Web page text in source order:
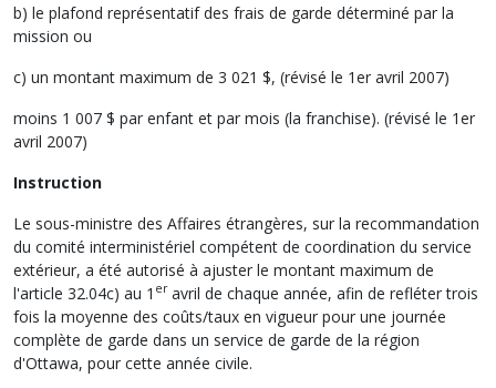
b) le plafond représentatif des frais de garde déterminé par la
mission ou
c) un montant maximum de 3 021 $, (révisé le 1er avril 2007)
moins 1 007 $ par enfant et par mois (la franchise). (révisé le 1er
avril 2007)
Instruction
Le sous-ministre des Affaires étrangères, sur la recommandation
du comité interministériel compétent de coordination du service
extérieur, a été autorisé à ajuster le montant maximum de
l'article 32.04c) au 1 eravril de chaque année, afin de refléter trois
fois la moyenne des coûts/taux en vigueur pour une journée
complète de garde dans un service de garde de la région
d'Ottawa, pour cette année civile.